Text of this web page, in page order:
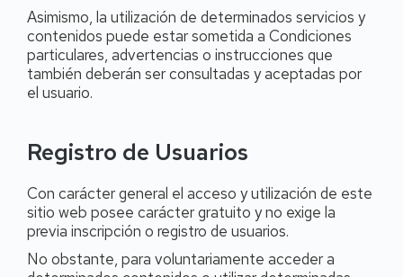
Asimismo, la utilización de determinados servicios y
contenidos puede estar sometida a Condiciones
particulares, advertencias o instrucciones que
también deberán ser consultadas y aceptadas por
el usuario.
Registro de Usuarios
Con carácter general el acceso y utilización de este
sitio web posee carácter gratuito y no exige la
previa inscripción o registro de usuarios.
No obstante, para voluntariamente acceder a